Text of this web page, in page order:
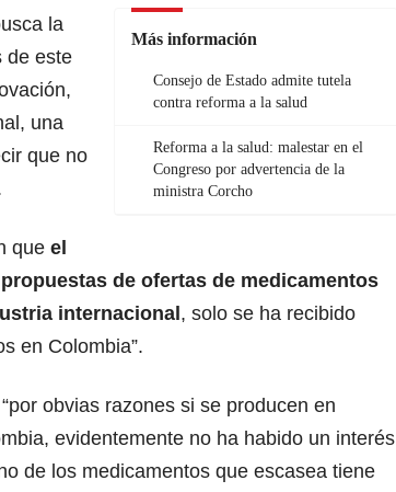
Más información
Consejo de Estado admite tutela
contra reforma a la salud
Reforma a la salud: malestar en el
Congreso por advertencia de la
ministra Corcho
la
de este
una
que no
que el
de ofertas de medicamentos
internacional , solo se ha recibido
en Colombia”.
obvias razones si se producen en
evidentemente no ha habido un interés
de los medicamentos que escasea tiene